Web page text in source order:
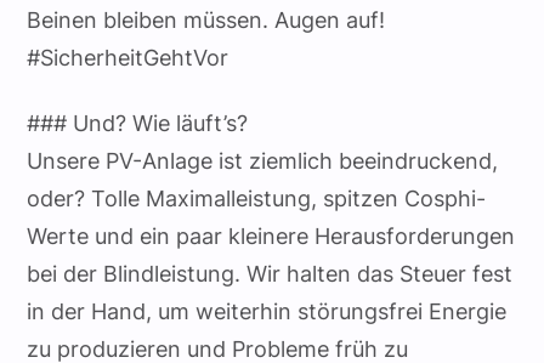
Beinen bleiben müssen. Augen auf!
#SicherheitGehtVor
### Und? Wie läuft’s?
Unsere PV-Anlage ist ziemlich beeindruckend,
oder? Tolle Maximalleistung, spitzen Cosphi-
Werte und ein paar kleinere Herausforderungen
bei der Blindleistung. Wir halten das Steuer fest
in der Hand, um weiterhin störungsfrei Energie
zu produzieren und Probleme früh zu